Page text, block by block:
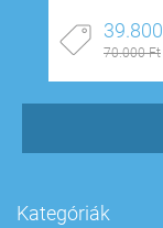
70.000 Ft
Kategóriák